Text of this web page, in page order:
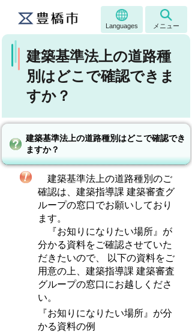
Languages メニュー
建築基準法上の道路種
別はどこで確認できま
すか？
建築基準法上の道路種別はどこで確認でき
ますか？
建築基準法上の道路種別のご
確認は、建築指導課 建築審査グ
ループの窓口でお願いしており
ます。
『お知りになりたい場所』が
分かる資料をご確認させていた
だきたいので、 以下の資料をご
用意の上、建築指導課 建築審査
グループの窓口にお越しくださ
い。
『お知りになりたい場所』が分
かる資料の例